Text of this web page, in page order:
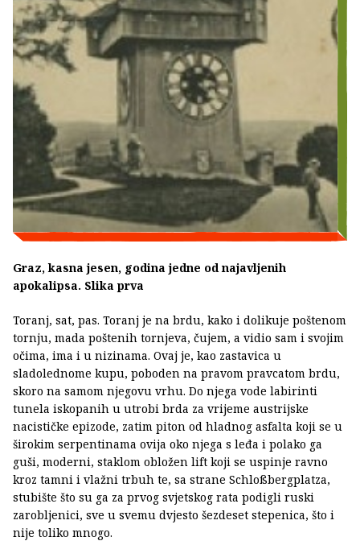
Graz, kasna jesen, godina jedne od najavljenih
apokalipsa. Slika prva
Toranj, sat, pas. Toranj je na brdu, kako i dolikuje poštenom
tornju, mada poštenih tornjeva, čujem, a vidio sam i svojim
očima, ima i u nizinama. Ovaj je, kao zastavica u
sladolednome kupu, poboden na pravom pravcatom brdu,
skoro na samom njegovu vrhu. Do njega vode labirinti
tunela iskopanih u utrobi brda za vrijeme austrijske
nacističke epizode, zatim piton od hladnog asfalta koji se u
širokim serpentinama ovija oko njega s leđa i polako ga
guši, moderni, staklom obložen lift koji se uspinje ravno
kroz tamni i vlažni trbuh te, sa strane Schloßbergplatza,
stubište što su ga za prvog svjetskog rata podigli ruski
zarobljenici, sve u svemu dvjesto šezdeset stepenica, što i
nije toliko mnogo.